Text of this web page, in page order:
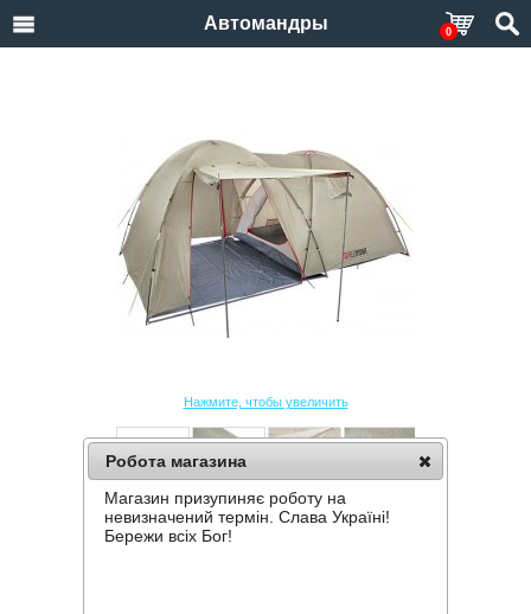
Автомандры 0
Нажмите, чтобы увеличить
ПАЛАТКА RED POINT BASE 4 FIB
Робота магазина
Магазин призупиняє роботу на
невизначений термін. Слава Україні!
Бережи всіх Бог!